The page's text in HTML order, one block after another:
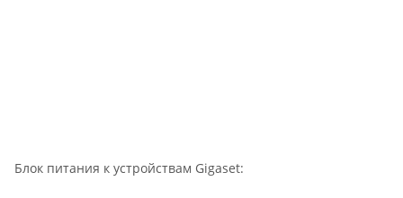
Блок питания к устройствам Gigaset: